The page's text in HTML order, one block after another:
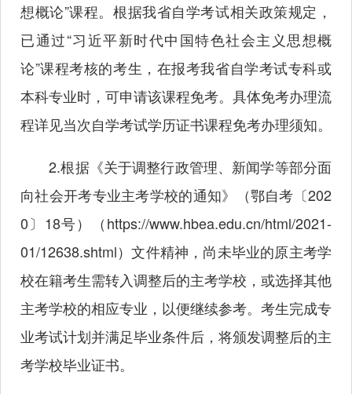
想概论”课程。根据我省自学考试相关政策规定，
已通过“习近平新时代中国特色社会主义思想概
论”课程考核的考生，在报考我省自学考试专科或
本科专业时，可申请该课程免考。具体免考办理流
程详见当次自学考试学历证书课程免考办理须知。
2.根据《关于调整行政管理、新闻学等部分面
向社会开考专业主考学校的通知》（鄂自考〔202
0〕18号）（https://www.hbea.edu.cn/html/2021-
01/12638.shtml）文件精神，尚未毕业的原主考学
校在籍考生需转入调整后的主考学校，或选择其他
主考学校的相应专业，以便继续参考。考生完成专
业考试计划并满足毕业条件后，将颁发调整后的主
考学校毕业证书。